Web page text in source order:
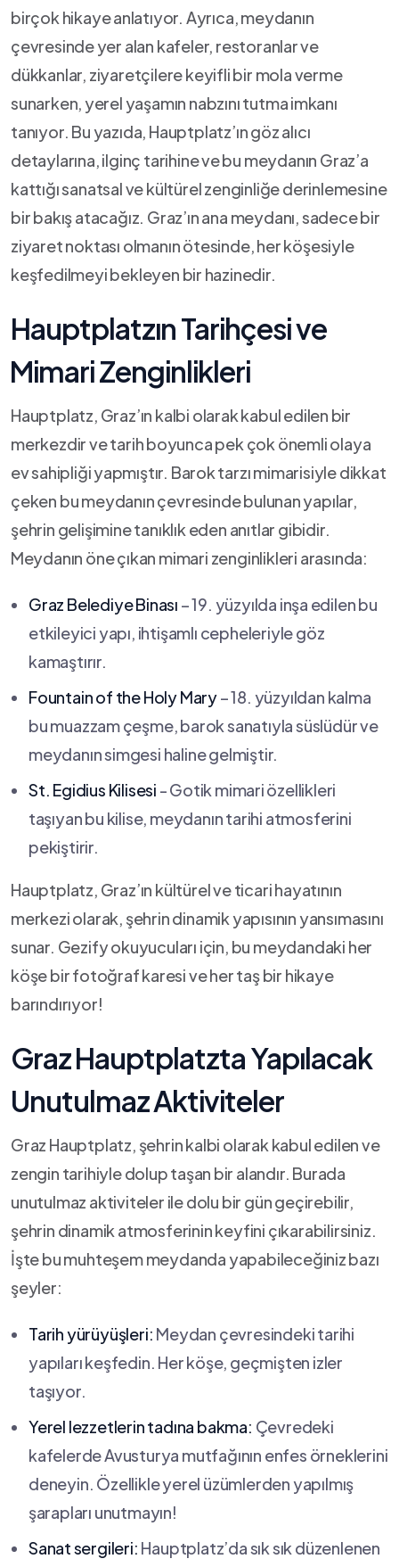
birçok hikaye⁣ anlatıyor. Ayrıca, meydanın
çevresinde⁤ yer alan‍ kafeler, restoranlar⁣ ve
dükkanlar, ziyaretçilere ‍keyifli bir mola verme
sunarken,⁣ yerel yaşamın nabzını tutma ⁢imkanı
tanıyor. Bu yazıda, Hauptplatz’ın göz alıcı
detaylarına, ilginç​ tarihine ve ⁤bu​ meydanın Graz’a
kattığı ‌sanatsal ve kültürel zenginliğe derinlemesine
‍bir bakış atacağız.‍ Graz’ın ana meydanı, sadece bir
‍ziyaret‌ noktası olmanın ötesinde, ‍her​ köşesiyle
keşfedilmeyi bekleyen​ bir⁤ hazinedir.
Hauptplatzın Tarihçesi ve
⁣Mimari Zenginlikleri
Hauptplatz, Graz’ın kalbi olarak kabul edilen ⁢bir
‍merkezdir ve tarih ⁣boyunca pek çok önemli olaya
ev⁤ sahipliği⁤ yapmıştır. Barok ⁤tarzı mimarisiyle​ dikkat
‍çeken bu meydanın‍ çevresinde bulunan⁢ yapılar,
şehrin gelişimine tanıklık eden anıtlar gibidir.
⁢Meydanın öne​ çıkan mimari zenginlikleri arasında:
Graz ‍Belediye Binası – 19. yüzyılda inşa ⁣edilen bu
‌etkileyici‍ yapı, ihtişamlı‌ cepheleriyle göz
kamaştırır.
Fountain of ‌the Holy Mary– 18. yüzyıldan kalma
bu muazzam ⁤çeşme, barok‍ sanatıyla süslüdür ‌ve
meydanın simgesi haline‍ gelmiştir.
St. Egidius ‍Kilisesi ⁣- Gotik mimari⁤ özellikleri
⁣taşıyan bu kilise, meydanın tarihi atmosferini
pekiştirir.
Hauptplatz, Graz’ın kültürel ve​ ticari hayatının
merkezi olarak, şehrin dinamik yapısının yansımasını
sunar. ‍Gezify okuyucuları için, bu meydandaki her⁤
köşe‍ bir fotoğraf⁢ karesi ve her taş bir hikaye
barındırıyor!
Graz⁤ Hauptplatzta Yapılacak
Unutulmaz⁤ Aktiviteler
Graz Hauptplatz, şehrin kalbi olarak kabul edilen ve
zengin tarihiyle dolup ⁤taşan⁢ bir alandır. Burada
unutulmaz aktiviteler ile dolu bir gün geçirebilir,
şehrin dinamik atmosferinin keyfini çıkarabilirsiniz.⁢
İşte ​bu muhteşem meydanda yapabileceğiniz⁣ bazı
şeyler:
Tarih yürüyüşleri: Meydan çevresindeki tarihi
yapıları keşfedin. ⁢Her köşe, geçmişten izler
taşıyor.
Yerel lezzetlerin‍ tadına bakma: Çevredeki
kafelerde Avusturya mutfağının enfes örneklerini
deneyin. ‌Özellikle yerel üzümlerden yapılmış
⁢şarapları unutmayın!
Sanat ⁤sergileri: Hauptplatz’da sık sık düzenlenen